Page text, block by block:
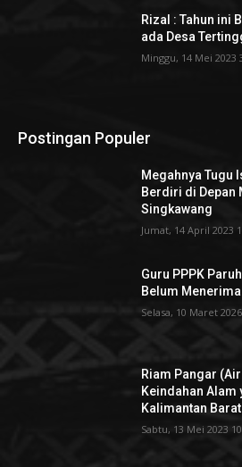
Rizal : Tahun ini
ada Desa
Minggu, 14 Mei 2023
Postingan Populer
Megahnya Tugu
Berdiri di Depan
Singkawang
Jumat, 14 April 2023
Guru PPPK
Belum
Selasa, 10 Maret
Riam Pangar
Keindahan Alam
Kalimantan Barat
Sabtu, 13 Mei 2023